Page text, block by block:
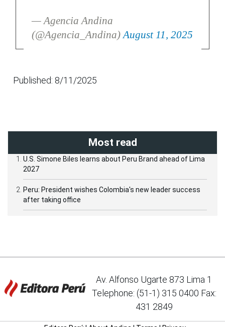
— Agencia Andina
(@Agencia_Andina) August 11, 2025
Published: 8/11/2025
Most read
U.S. Simone Biles learns about Peru Brand ahead of Lima
2027
Peru: President wishes Colombia's new leader success
after taking office
Av. Alfonso Ugarte 873 Lima 1
Telephone: (51-1) 315 0400 Fax:
431 2849